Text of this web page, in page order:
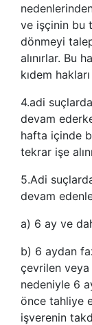
ve işçinin bu
dönmeyi
alınırlar. Bu
kıdem hakları
4.adi
devam
hafta içinde
tekrar işe
5.Adi
devam
a) 6 ay ve
b) 6 aydan
çevrilen
nedeniyle 6
önce tahliye
işverenin